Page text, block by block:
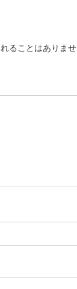
ることはありませ